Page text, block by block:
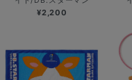
¥2,200